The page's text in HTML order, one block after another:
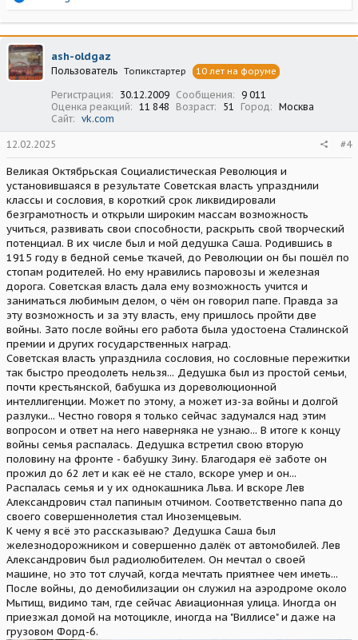
а
к
ц
и
и
ash-oldgaz
Пользователь Топикстартер 10 лет на форуме
Регистрация 30.12.2009 Сообщения
9 011
Оценка реакций
11 848 Возраст 51 Город
Москва
Сайт
vk.com
12.02.2025 #4
Великая Октябрьская Социалистическая Революция и
установившаяся в результате Советская власть упразднили
классы и сословия, в короткий срок ликвидировали
безграмотность и открыли широким массам возможность
учиться, развивать свои способности, раскрыть свой творческий
потенциал. В их числе был и мой дедушка Саша. Родившись в
1915 году в бедной семье ткачей, до Революции он бы пошёл по
стопам родителей. Но ему нравились паровозы и железная
дорога. Советская власть дала ему возможность учится и
заниматься любимым делом, о чём он говорил папе. Правда за
эту возможность и за эту власть, ему пришлось пройти две
войны. Зато после войны его работа была удостоена Сталинской
премии и других государственных наград.
Советская власть упразднила сословия, но сословные пережитки
так быстро преодолеть нельзя... Дедушка был из простой семьи,
почти крестьянской, бабушка из дореволюционной
интеллигенции. Может по этому, а может из-за войны и долгой
разлуки... Честно говоря я только сейчас задумался над этим
вопросом и ответ на него наверняка не узнаю... В итоге к концу
войны семья распалась. Дедушка встретил свою вторую
половину на фронте - бабушку Зину. Благодаря её заботе он
прожил до 62 лет и как её не стало, вскоре умер и он...
Распалась семья и у их однокашника Льва. И вскоре Лев
Александрович стал папиным отчимом. Соответственно папа до
своего совершеннолетия стал Иноземцевым.
К чему я всё это рассказываю? Дедушка Саша был
железнодорожником и совершенно далёк от автомобилей. Лев
Александрович был радиолюбителем. Он мечтал о своей
машине, но это тот случай, когда мечтать приятнее чем иметь...
После войны, до демобилизации он служил на аэродроме около
Мытищ, видимо там, где сейчас Авиационная улица. Иногда он
приезжал домой на мотоцикле, иногда на "Виллисе" и даже на
грузовом Форд-6.